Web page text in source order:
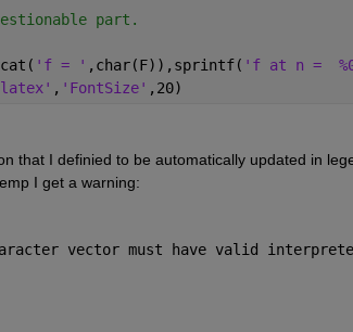
part.
'f = ' ,char(F)),sprintf( 'f at n =
, 'FontSize' ,20)
that I definied to be automatically updated in
I get a warning:
vector must have valid